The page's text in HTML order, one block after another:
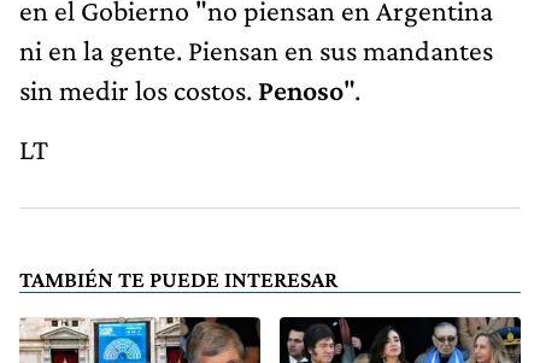
en el Gobierno "no piensan en Argentina
ni en la gente. Piensan en sus mandantes
sin medir los costos. Penoso".
LT
TAMBIÉN TE PUEDE INTERESAR